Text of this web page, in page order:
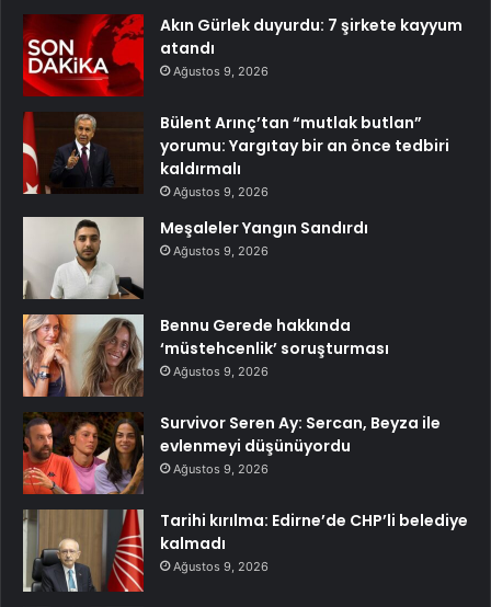
Akın Gürlek duyurdu: 7 şirkete kayyum
atandı
Ağustos 9, 2026
Bülent Arınç’tan “mutlak butlan”
yorumu: Yargıtay bir an önce tedbiri
kaldırmalı
Ağustos 9, 2026
Meşaleler Yangın Sandırdı
Ağustos 9, 2026
Bennu Gerede hakkında
‘müstehcenlik’ soruşturması
Ağustos 9, 2026
Survivor Seren Ay: Sercan, Beyza ile
evlenmeyi düşünüyordu
Ağustos 9, 2026
Tarihi kırılma: Edirne’de CHP’li belediye
kalmadı
Ağustos 9, 2026